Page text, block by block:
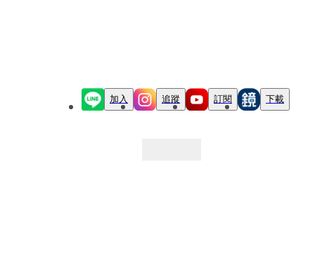
加入 追蹤 訂閱 下載